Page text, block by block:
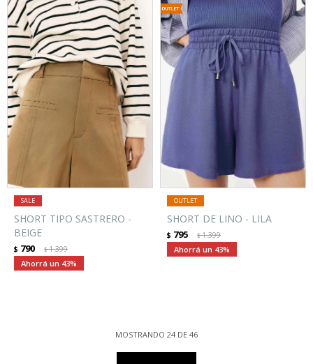
SHORT TIPO SASTRERO -
BEIGE
$ 790 $1.399
43
SHORT DE LINO - LILA
$ 795 $1.399
43
MOSTRANDO 24 DE 46